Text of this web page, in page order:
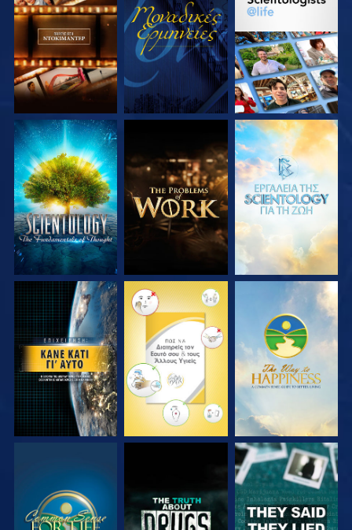
ΕΞΕΡΕΥΝΗΣΤΕ ΤΗ
ΣΕΙΡΑ
ΠΑΡΑΚΟΛΟΥΘΗΣΤΕ
ΕΞΕΡΕΥΝΗΣΤΕ ΤΗ
ΕΞΕΡΕΥΝΗΣΤΕ ΤΗ
ΣΕΙΡΑ
ΕΞΕΡΕΥΝΗΣΤΕ ΤΗ
ΣΕΙΡΑ
ΕΞΕΡΕΥΝΗΣΤΕ ΤΗ
ΣΕΙΡΑ
ΠΑΡΑΚΟΛΟΥΘΗΣΤΕ ΠΑΡΑΚΟΛΟΥΘΗΣΤΕ ΠΑΡΑΚΟΛΟΥΘΗΣΤΕ
ΠΑΡΑΚΟΛΟΥΘΗΣΤΕ ΠΑΡΑΚΟΛΟΥΘΗΣΤΕ ΠΑΡΑΚΟΛΟΥΘΗΣΤΕ